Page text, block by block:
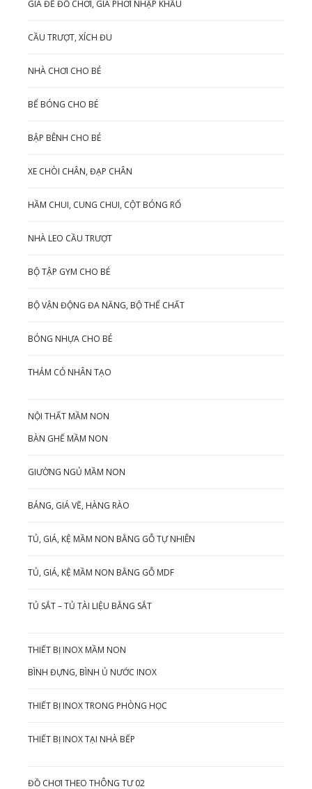
GIÁ ĐỂ ĐỒ CHƠI, GIÁ PHƠI NHẬP KHẨU
CẦU TRƯỢT, XÍCH ĐU
NHÀ CHƠI CHO BÉ
BỂ BÓNG CHO BÉ
BẬP BÊNH CHO BÉ
XE CHÒI CHÂN, ĐẠP CHÂN
HẦM CHUI, CUNG CHUI, CỘT BÓNG RỔ
NHÀ LEO CẦU TRƯỢT
BỘ TẬP GYM CHO BÉ
BỘ VẬN ĐỘNG ĐA NĂNG, BỘ THỂ CHẤT
BÓNG NHỰA CHO BÉ
THẢM CỎ NHÂN TẠO
NỘI THẤT MẦM NON
BÀN GHẾ MẦM NON
GIƯỜNG NGỦ MẦM NON
BẢNG, GIÁ VẼ, HÀNG RÀO
TỦ, GIÁ, KỆ MẦM NON BẰNG GỖ TỰ NHIÊN
TỦ, GIÁ, KỆ MẦM NON BẰNG GỖ MDF
TỦ SẮT – TỦ TÀI LIỆU BẰNG SẮT
THIẾT BỊ INOX MẦM NON
BÌNH ĐỰNG, BÌNH Ủ NƯỚC INOX
THIẾT BỊ INOX TRONG PHÒNG HỌC
THIẾT BỊ INOX TẠI NHÀ BẾP
ĐỒ CHƠI THEO THÔNG TƯ 02